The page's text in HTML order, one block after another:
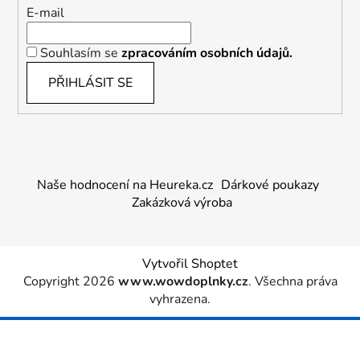
E-mail
Souhlasím se zpracováním osobních údajů.
PŘIHLÁSIT SE
Naše hodnocení na Heureka.cz Dárkové poukazy
Zakázková výroba
Vytvořil Shoptet
Copyright 2026 www.wowdoplnky.cz. Všechna práva
vyhrazena.